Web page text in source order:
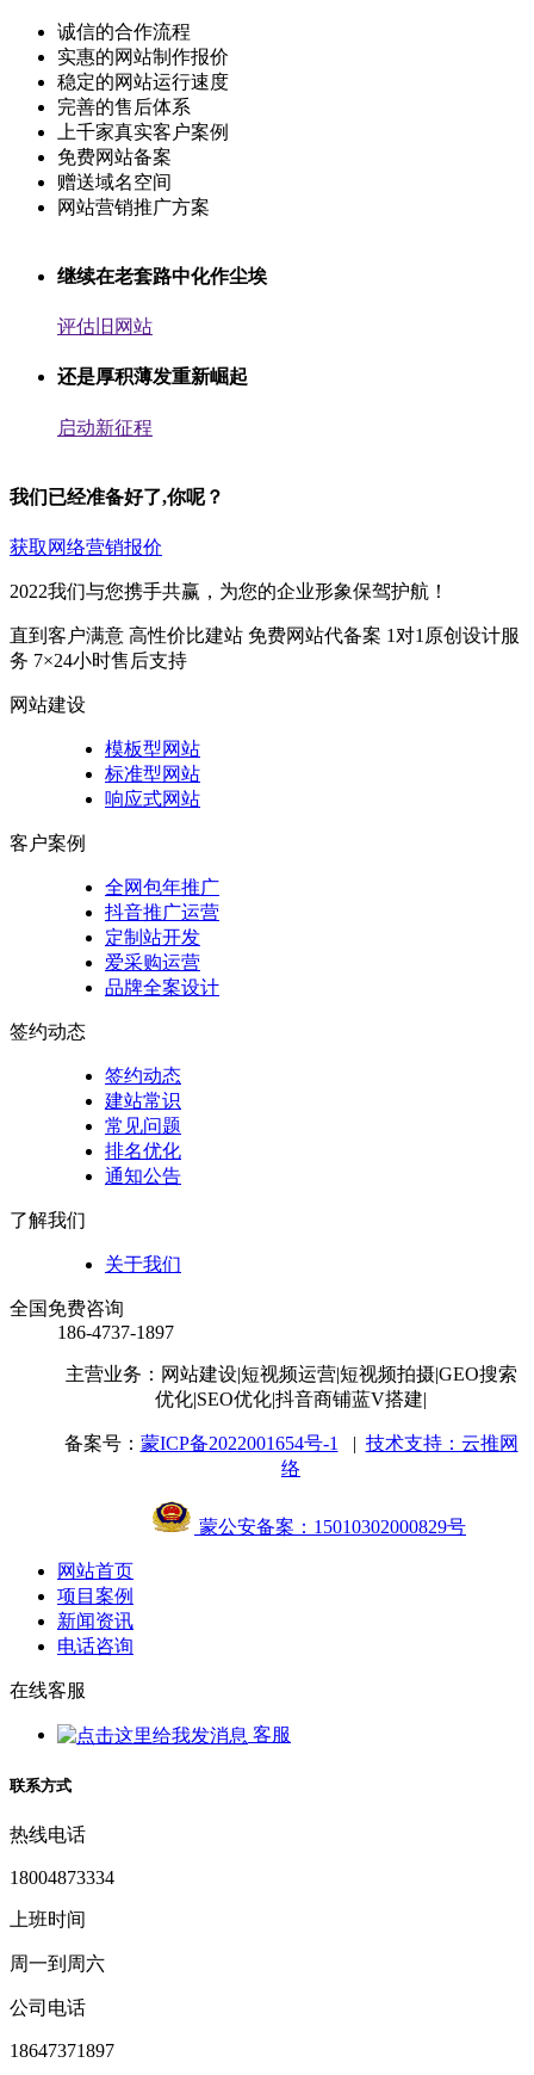
诚信的合作流程
实惠的网站制作报价
稳定的网站运行速度
完善的售后体系
上千家真实客户案例
免费网站备案
赠送域名空间
网站营销推广方案
继续在老套路中化作尘埃
评估旧网站
还是厚积薄发重新崛起
启动新征程
我们已经准备好了,你呢？
获取网络营销报价
2022我们与您携手共赢，为您的企业形象保驾护航！
直到客户满意 高性价比建站 免费网站代备案 1对1原创设计服
务 7×24小时售后支持
网站建设
模板型网站
标准型网站
响应式网站
客户案例
全网包年推广
抖音推广运营
定制站开发
爱采购运营
品牌全案设计
签约动态
签约动态
建站常识
常见问题
排名优化
通知公告
了解我们
关于我们
全国免费咨询
186-4737-1897
主营业务：网站建设|短视频运营|短视频拍摄|GEO搜索
优化|SEO优化|抖音商铺蓝V搭建|
备案号： 蒙ICP备2022001654号-1 | 技术支持：云推网
络
蒙公安备案：15010302000829号
网站首页
项目案例
新闻资讯
电话咨询
在线客服
客服
联系方式
热线电话
18004873334
上班时间
周一到周六
公司电话
18647371897